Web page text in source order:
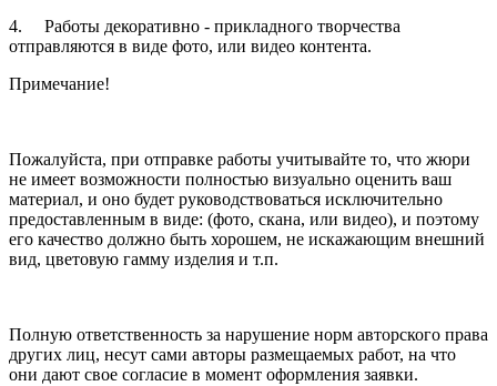
4. Работы декоративно - прикладного творчества
отправляются в виде фото, или видео контента.
Примечание!
Пожалуйста, при отправке работы учитывайте то, что жюри
не имеет возможности полностью визуально оценить ваш
материал, и оно будет руководствоваться исключительно
предоставленным в виде: (фото, скана, или видео), и поэтому
его качество должно быть хорошем, не искажающим внешний
вид, цветовую гамму изделия и т.п.
Полную ответственность за нарушение норм авторского права
других лиц, несут сами авторы размещаемых работ, на что
они дают свое согласие в момент оформления заявки.